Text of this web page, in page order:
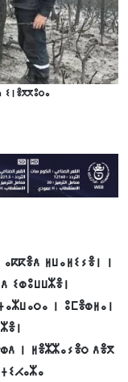
ⵍⵡⴰⵍⵉⵢⴻⵏ ⵏ
ⵉⵀⵓⵡⵡⵣⴻⵏ
ⵏ ⵓⵎⴻⵀⵍⴰⵏ
ⵏ ⵍⴻⵣⵣⴰⵢⴻⵔ ⴷⴻⴳ